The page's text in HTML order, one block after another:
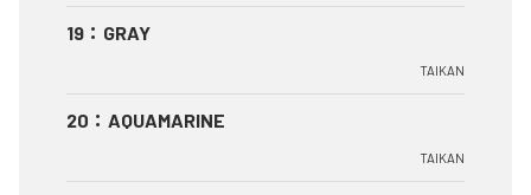
19 ： GRAY
TAIKAN
20 ： AQUAMARINE
TAIKAN